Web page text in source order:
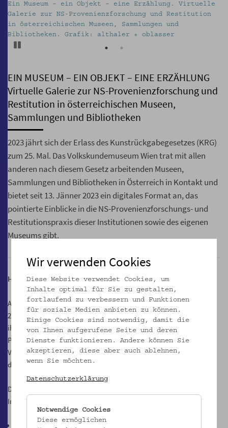
Ein Museum – ein Objekt – eine Erzählung. Virtuelle
Galerie zur NS-Provenienzforschung und Restitution
in österreichischen Museen, Sammlungen und
Bibliotheken. Grafik: althaler + oblasser
EIN MUSEUM – EIN OBJEKT – EINE ERZÄHLUNG
Virtuelle Galerie zur NS-Provenienzforschung und
Restitution in österreichischen Museen,
Sammlungen und Bibliotheken
2023 jährt sich der Erlass des Kunstrückgabegesetzes (KRG)
zum 25. Mal. Das Volkskundemuseum Wien trat mit allen
anderen nach diesem Gesetz arbeitenden Museen,
Sammlungen und Bibliotheken in Österreich in Kontakt und
bietet seit 13. Jänner 2023 ein digitales Format an, das
pointierte Einblicke in die NS-Provenienzforschungs- und
Restitutionspraxis dieser Institutionen sowie des eigenen
Museums gibt.
Hier geht es zur Virtuellen Galerie: vgprovenanceresearch.at
Anlässlich des 25jährigen Bestehens des KRG 2023 wurden Ende
2021 jene Institutionen, die auf Grundlage des KRG Objekte aus
ihren Beständen zu restituieren und mit der Kommission für
Provenienzforschung zusammenarbeiten von der Direktion des
Volkskundemuseum Wien eingeladen, sich mit einem Beitrag an
diesem Projekt zu beteiligen.
Die Einladung hat sich an die Direktor*innen der folgenden
Institutionen gerichtet:
Kunstsammlungen der Akademie der bildenden Künste Wien
Wir verwenden Cookies
Diese Website verwendet Cookies, um
Inhalte optimal für Sie zu gestalten,
fortlaufend zu verbessern und Funktionen
für soziale Medien anbieten zu können.
Einige Cookies sind notwendig, damit die
von Ihnen aufgerufene Seite und deren
Dienste funktionieren. Andere können Sie
akzeptieren, diese aber auch ablehnen,
wenn Sie möchten.
Datenschutzerklärung
Notwendige Cookies
Diese ermöglichen